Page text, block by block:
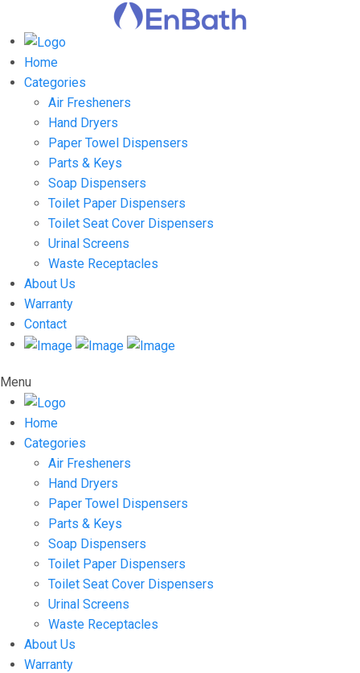
Home
Categories
Air Fresheners
Hand Dryers
Paper Towel Dispensers
Parts & Keys
Soap Dispensers
Toilet Paper Dispensers
Toilet Seat Cover Dispensers
Urinal Screens
Waste Receptacles
About Us
Warranty
Contact
Menu
Home
Categories
Air Fresheners
Hand Dryers
Paper Towel Dispensers
Parts & Keys
Soap Dispensers
Toilet Paper Dispensers
Toilet Seat Cover Dispensers
Urinal Screens
Waste Receptacles
About Us
Warranty